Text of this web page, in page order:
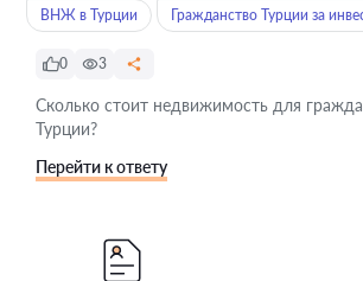
ВНЖ в Турции
Гражданство Турции за
0 3
Сколько стоит недвижимость для
Турции?
Перейти к ответу